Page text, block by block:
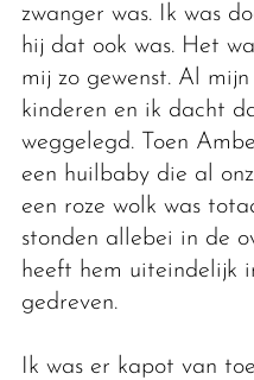
zwanger was. Ik was
hij dat ook was. Het
mij zo gewenst. Al
kinderen en ik dacht
weggelegd. Toen
een huilbaby die al
een roze wolk was
stonden allebei in de
heeft hem uiteindelijk
gedreven.
Ik was er kapot van